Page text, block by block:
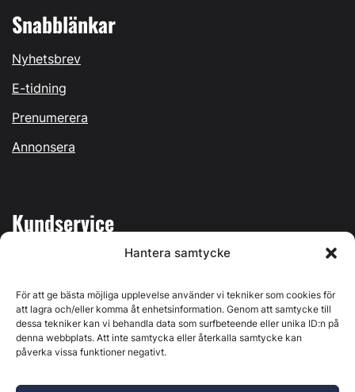
Hantera samtycke
För att ge bästa möjliga upplevelse använder vi tekniker som cookies för
att lagra och/eller komma åt enhetsinformation. Genom att samtycke till
dessa tekniker kan vi behandla data som surfbeteende eller unika ID:n på
denna webbplats. Att inte samtycka eller återkalla samtycke kan
påverka vissa funktioner negativt.
Snabblänkar
Nyhetsbrev
E-tidning
Prenumerera
Annonsera
Kundservice
Kontakta oss
Östernäsvägen 1, 827 32 Ljusdal, org.nr: 556625-6425 -